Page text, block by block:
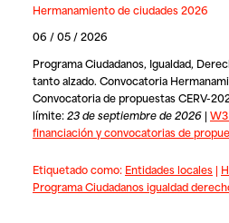
Hermanamiento de ciudades 2026
06 / 05 / 2026
Programa Ciudadanos, Igualdad,
tanto alzado. Convocatoria
Convocatoria de propuestas CERV-
límite:23 de septiembre de 2026|
financiación y convocatorias de
Etiquetado como: Entidades locales|
Programa Ciudadanos igualdad